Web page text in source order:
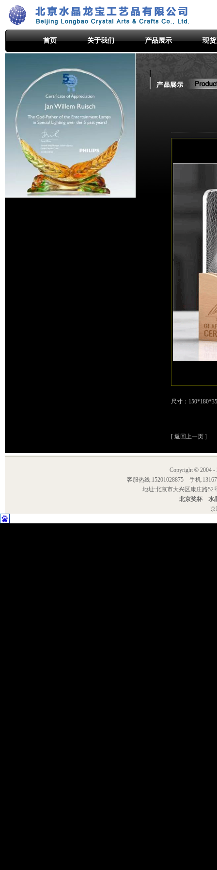
首页 关于我们 产品展示 现
尺寸：
[ 返回上一页 ]
Copyright © 2004
客服热线:15201028875 手机
地址:北京市大兴区康庄路52
北京奖杯
水
京